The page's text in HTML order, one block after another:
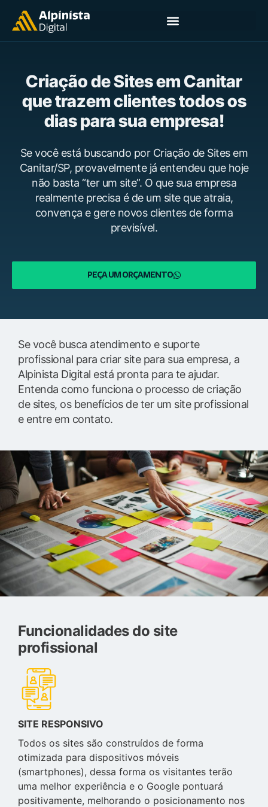
Criação de Sites em Canitar
que trazem clientes todos os
dias para sua empresa!
Se você está buscando por Criação de Sites em
Canitar/SP, provavelmente já entendeu que hoje
não basta “ter um site”. O que sua empresa
realmente precisa é de um site que atraia,
convença e gere novos clientes de forma
previsível.
PEÇA UM ORÇAMENTO
Se você busca atendimento e suporte
profissional para criar site para sua empresa, a
Alpinista Digital está pronta para te ajudar.
Entenda como funciona o processo de criação
de sites, os benefícios de ter um site profissional
e entre em contato.
Funcionalidades do site
profissional
SITE RESPONSIVO
Todos os sites são construídos de forma
otimizada para dispositivos móveis
(smartphones), dessa forma os visitantes terão
uma melhor experiência e o Google pontuará
positivamente, melhorando o posicionamento nos